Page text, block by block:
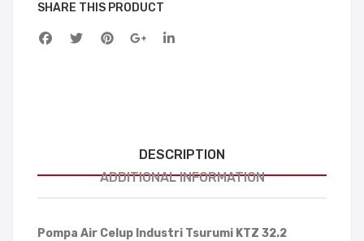
SHARE THIS PRODUCT
DESCRIPTION
ADDITIONAL INFORMATION
Pompa Air Celup Industri Tsurumi KTZ 32.2